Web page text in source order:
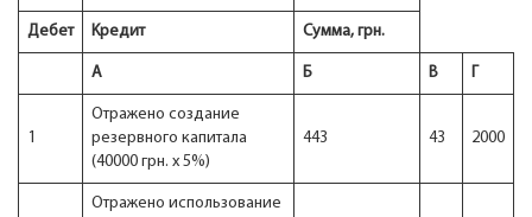
Дебет Kредит Сумма, грн.
А Б В Г
1
Отражено создание
резервного капитала
(40000 грн. х 5%)
443 43 2000
Отражено использование